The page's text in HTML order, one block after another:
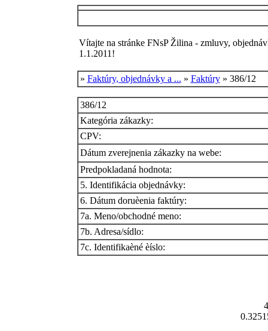
Vítajte na stránke FNsP Žilina - zmluvy,
1.1.2011!
» Faktúry, objednávky a ... » Faktúry» 386/12
386/12
Kategória zákazky:
CPV:
Dátum zverejnenia zákazky na webe:
Predpokladaná hodnota:
5. Identifikácia objednávky:
6. Dátum doruèenia faktúry:
7a. Meno/obchodné meno:
7b. Adresa/sídlo:
7c. Identifikaèné èíslo: